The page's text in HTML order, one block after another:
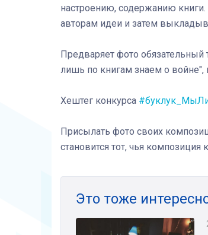
настроению, содержанию
авторам идеи и затем
Предваряет фото обязательный
лишь по книгам знаем о
Хештег конкурса
Присылать фото своих
становится тот, чья
Это тоже